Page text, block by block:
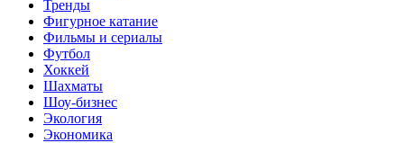
Тренды
Фигурное катание
Фильмы и сериалы
Футбол
Хоккей
Шахматы
Шоу-бизнес
Экология
Экономика